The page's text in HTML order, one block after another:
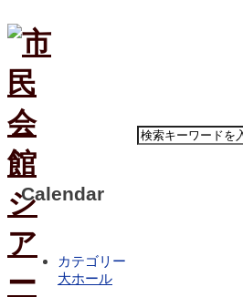
ベ
ン
Calendar
カテゴリー
大ホール